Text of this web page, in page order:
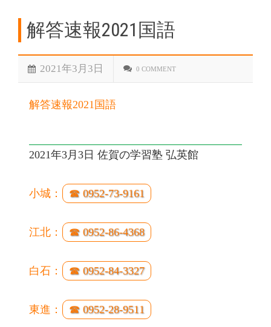
解答速報2021国語
2021年3月3日 0 COMMENT
解答速報2021国語
2021年3月3日 佐賀の学習塾 弘英館
小城： ☎ 0952-73-9161
江北： ☎ 0952-86-4368
白石： ☎ 0952-84-3327
東進： ☎ 0952-28-9511